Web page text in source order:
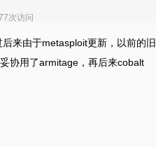
次访问
来由于metasploit更新，以前的旧
协用了armitage，再后来cobalt